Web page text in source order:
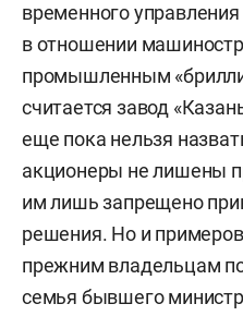
временного
в отношении
промышленным
считается завод
еще пока нельзя
акционеры не лишены
им лишь запрещено
решения. Но и
прежним владельцам
семья бывшего